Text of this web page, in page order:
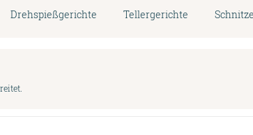
Drehspießgerichte Tellergerichte